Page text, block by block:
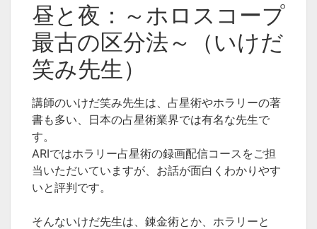
昼と夜：～ホロスコープ
最古の区分法～（いけだ
笑み先生）
講師のいけだ笑み先生は、占星術やホラリーの著
書も多い、 日本の占星術業界では有名な先生で
す。
ARIではホラリー占星術の録画配信コースをご担
当いただいてい ますが、お話が面白くわかりやす
いと評判です。
そんないけだ先生は、錬金術とか、ホラリーと